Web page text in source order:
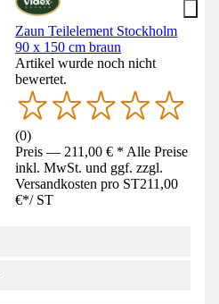
Zaun Teilelement Stockholm
90 x 150 cm braun
Artikel wurde noch nicht
bewertet.
(0)
Preis — 211,00 € * Alle Preise
inkl. MwSt. und ggf. zzgl.
Versandkosten pro ST211,00
€*/ ST